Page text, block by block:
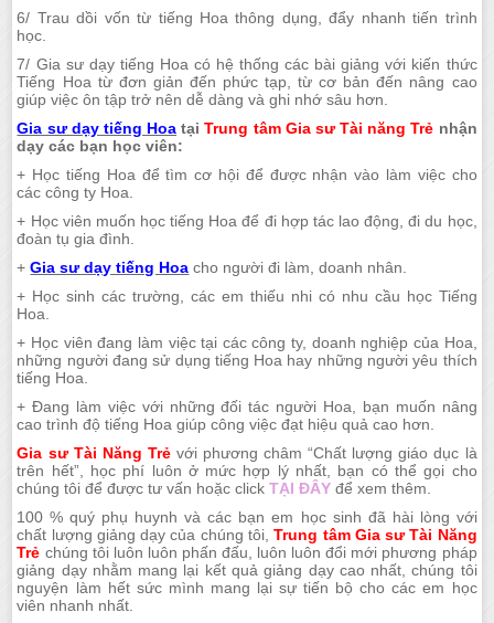
6/ Trau dồi vốn từ tiếng Hoa thông dụng, đẩy nhanh tiến trình
học.
7/ Gia sư dạy tiếng Hoa có hệ thống các bài giảng với kiến thức
Tiếng Hoa từ đơn giản đến phức tạp, từ cơ bản đến nâng cao
giúp việc ôn tập trở nên dễ dàng và ghi nhớ sâu hơn.
Gia sư dạy tiếng Hoa tạiTrung tâm Gia sư Tài năng Trẻ nhận
dạy các bạn học viên:
+ Học tiếng Hoa để tìm cơ hội để được nhận vào làm việc cho
các công ty Hoa.
+ Học viên muốn học tiếng Hoa để đi hợp tác lao động, đi du học,
đoàn tụ gia đình.
+Gia sư dạy tiếng Hoa cho người đi làm, doanh nhân.
+ Học sinh các trường, các em thiếu nhi có nhu cầu học Tiếng
Hoa.
+ Học viên đang làm việc tại các công ty, doanh nghiệp của Hoa,
những người đang sử dụng tiếng Hoa hay những người yêu thích
tiếng Hoa.
+ Đang làm việc với những đối tác người Hoa, bạn muốn nâng
cao trình độ tiếng Hoa giúp công việc đạt hiệu quả cao hơn.
Gia sư Tài Năng Trẻvới phương châm “Chất lượng giáo dục là
trên hết”, học phí luôn ở mức hợp lý nhất, bạn có thể gọi cho
chúng tôi để được tư vấn hoặc clickTẠI ĐÂY để xem thêm.
100 % quý phụ huynh và các bạn em học sinh đã hài lòng với
chất lượng giảng dạy của chúng tôi,Trung tâm Gia sư Tài Năng
Trẻ chúng tôi luôn luôn phấn đấu, luôn luôn đổi mới phương pháp
giảng dạy nhằm mang lại kết quả giảng dạy cao nhất, chúng tôi
nguyện làm hết sức mình mang lại sự tiến bộ cho các em học
viên nhanh nhất.